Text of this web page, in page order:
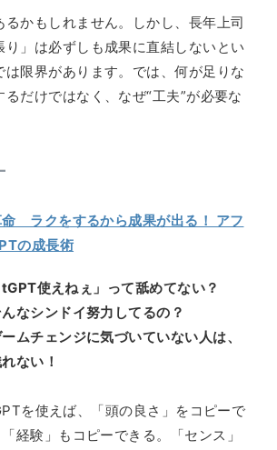
かもしれません。しかし、長年上司
」は必ずしも成果に直結しないとい
限界があります。では、何が足りな
だけではなく、なぜ“工夫”が必要な
ラクをするから成果が出る！ アフ
の成長術
使えねぇ」って舐めてない？
んなシンドイ努力してるの？
ムチェンジに気づいていない人は、
ない！
を使えば、「頭の良さ」をコピーで
経験」もコピーできる。「センス」